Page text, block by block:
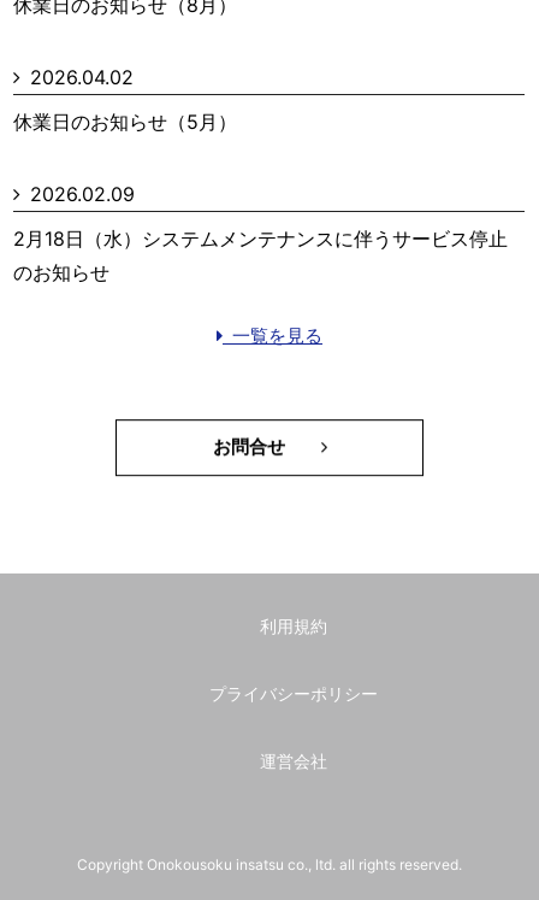
2026.04.02
休業日のお知らせ（5月）
2026.02.09
2月18日（水）システムメンテナンスに伴うサービス停止
のお知らせ
一覧を見る
利用規約
プライバシーポリシー
運営会社
Copyright Onokousoku insatsu co., ltd. all rights reserved.